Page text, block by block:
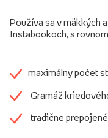
Používa sa v mäkkých
Instabookoch, s
maximálny počet
Gramáž
tradične